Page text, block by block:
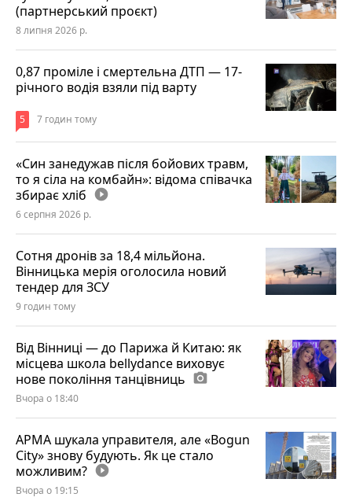
(партнерський проєкт)
8 липня 2026 р.
0,87 проміле і смертельна ДТП — 17-
річного водія взяли під варту
5 7 годин тому
«Син занедужав після бойових травм,
то я сіла на комбайн»: відома співачка
збирає хліб play_circle_filled
6 серпня 2026 р.
Сотня дронів за 18,4 мільйона.
Вінницька мерія оголосила новий
тендер для ЗСУ
9 годин тому
Від Вінниці — до Парижа й Китаю: як
місцева школа bellydance виховує
нове покоління танцівниць photo_camera
Вчора о 18:40
АРМА шукала управителя, але «Bogun
City» знову будують. Як це стало
можливим? play_circle_filled
Вчора о 19:15